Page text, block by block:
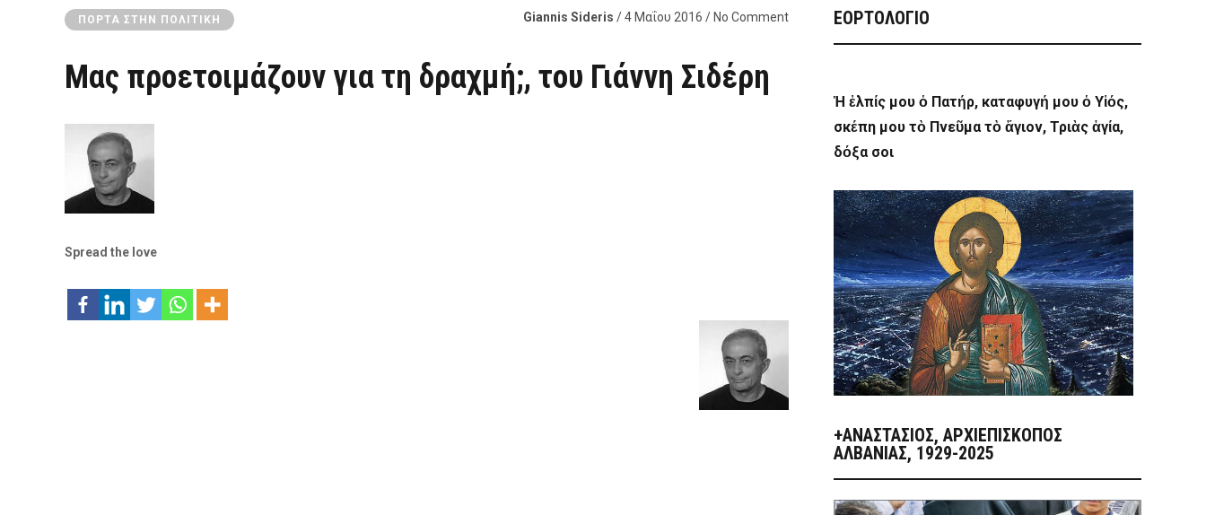
ΠΌΡΤΑ ΣΤΗΝ ΠΟΛΙΤΙΚΉ Giannis Sideris / 4 Μαΐου 2016 / No Comment
Μας προετοιμάζουν για τη δραχμή;, του Γιάννη Σιδέρη
Spread the love
ΕΟΡΤΟΛΟΓΙΟ
Ἡ ἐλπίς μου ὁ Πατήρ, καταφυγή μου ὁ Υἱός,
σκέπη μου τὸ Πνεῦμα τὸ ἅγιον, Τριὰς ἁγία,
δόξα σοι
+ΑΝΑΣΤΆΣΙΟΣ, ΑΡΧΙΕΠΊΣΚΟΠΟΣ
ΑΛΒΑΝΊΑΣ, 1929-2025